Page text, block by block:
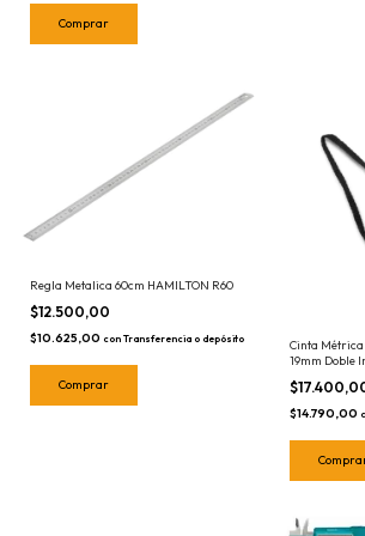
Regla Metalica 60cm HAMILTON R60
$12.500,00
$10.625,00 con Transferencia o depósito
Cinta Métrica
19mm Doble
$14.790,00